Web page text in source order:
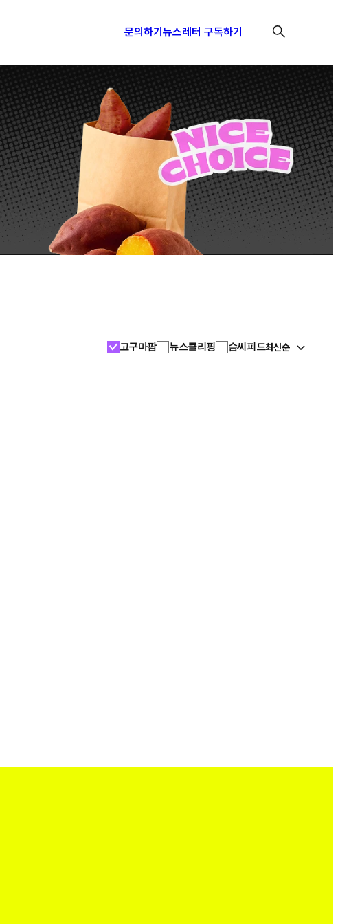
문의하기뉴스레터 구독하기
고구마팜 뉴스클리핑 슴씨피드최신순